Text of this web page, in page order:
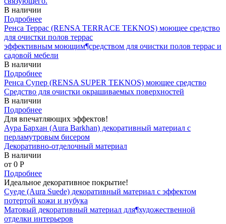
В наличии
Подробнее
Ренса Террас (RENSA TERRACE TEKNOS) моющее средство
для очистки полов террас
эффективным моющим¶средством для очистки полов террас и
садовой мебели
В наличии
Подробнее
Ренса Супер (RENSA SUPER TEKNOS) моющее средство
Средство для очистки окрашиваемых поверхностей
В наличии
Подробнее
Для впечатляющих эффектов!
Аура Бархан (Aura Barkhan) декоративный материал с
перламутровым бисером
Декоративно-отделочный материал
В наличии
от 0 P
Подробнее
Идеальное декоративное покрытие!
Суеде (Aura Suede) декоративный материал с эффектом
потертой кожи и нубука
Матовый декоративный материал для¶художественной
отделки интерьеров